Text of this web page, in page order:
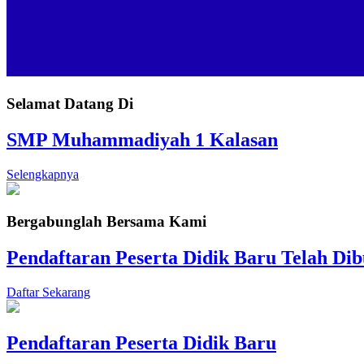
Selamat Datang Di
SMP Muhammadiyah 1 Kalasan
Selengkapnya
Bergabunglah Bersama Kami
Pendaftaran Peserta Didik Baru Telah
Daftar Sekarang
Pendaftaran Peserta Didik Baru